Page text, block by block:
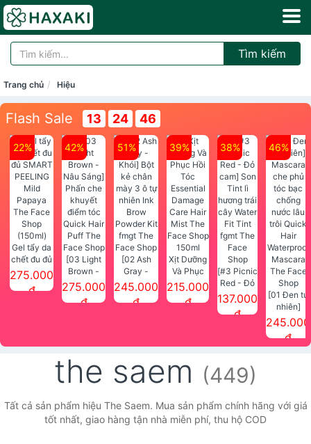
Tìm kiếm
Trang chủ Hiệu
Flash Sale 13 24 45
22%
Gel tẩy da
chết đu đủ
SMART
PEELING
275.000
đ
42%
[03 Light
Brown -
Nâu Sáng]
Phấn che
275.000
đ
51%
[02 Ash
Gray -
Khói] Bột
kẻ chân
Face Shop
245.000
đ
39%
Xịt Dưỡng
Và Phục
Hồi Tóc
Essential
215.000
đ
38%
[#3 Picnic
Red - Đỏ
cam] Son
Face
Shop
137.000
đ
46%
[01 Đen tự
nhiên]
Mascara
che phủ
Waterproof
Mascara
245.000
đ
the saem (449)
Tất cả sản phẩm hiệu The Saem. Mua sản phẩm chính hãng với giá
tốt nhất, giao hàng tận nhà miễn phí, thu hộ COD